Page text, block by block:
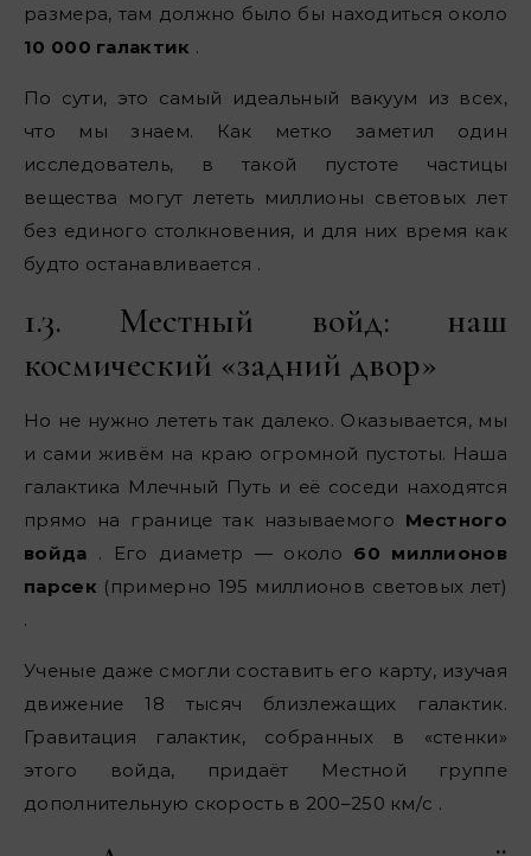
размера, там должно было бы находиться около
10 000 галактик .
По сути, это самый идеальный вакуум из всех,
что мы знаем. Как метко заметил один
исследователь, в такой пустоте частицы
вещества могут лететь миллионы световых лет
без единого столкновения, и для них время как
будто останавливается .
1.3. Местный войд: наш
космический «задний двор»
Но не нужно лететь так далеко. Оказывается, мы
и сами живём на краю огромной пустоты. Наша
галактика Млечный Путь и её соседи находятся
прямо на границе так называемого Местного
войда . Его диаметр — около 60 миллионов
парсек (примерно 195 миллионов световых лет)
.
Ученые даже смогли составить его карту, изучая
движение 18 тысяч близлежащих галактик.
Гравитация галактик, собранных в «стенки»
этого войда, придаёт Местной группе
дополнительную скорость в 200–250 км/с .